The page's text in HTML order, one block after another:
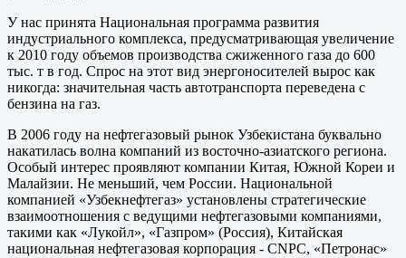
У нас принята Национальная программа развития
индустриального комплекса, предусматривающая увеличение
к 2010 году объемов производства сжиженного газа до 600
тыс. т в год. Спрос на этот вид энергоносителей вырос как
никогда: значительная часть автотранспорта переведена с
бензина на газ.
В 2006 году на нефтегазовый рынок Узбекистана буквально
накатилась волна компаний из восточно-азиатского региона.
Особый интерес проявляют компании Китая, Южной Кореи и
Малайзии. Не меньший, чем России. Национальной
компанией «Узбекнефтегаз» установлены стратегические
взаимоотношения с ведущими нефтегазовыми компаниями,
такими как «Лукойл», «Газпром» (Россия), Китайская
национальная нефтегазовая корпорация - CNPC, «Петронас»